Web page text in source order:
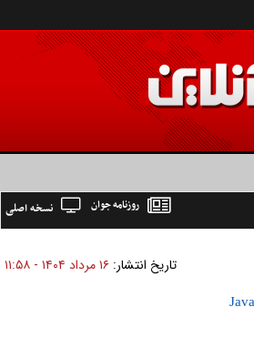
نسخه اصلی روزنامه جوان
تاریخ انتشار: ۱۶ مرداد ۱۴۰۴ - ۱۱:۵۸